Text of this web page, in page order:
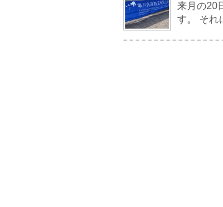
来月の20
す。 それ